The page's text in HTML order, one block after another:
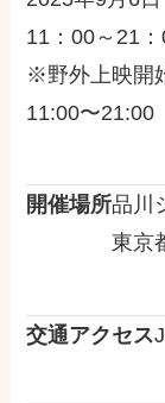
11：00～21
※野外上映開
11:00〜21:00
開催場所品川
東京
交通アクセス